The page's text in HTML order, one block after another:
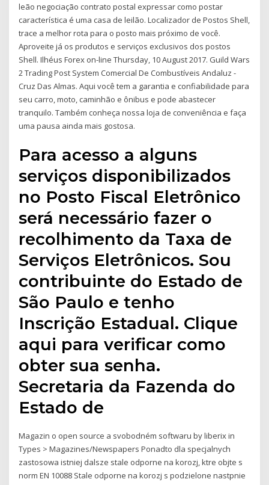
leão negociação contrato postal expressar como postar
característica é uma casa de leilão. Localizador de Postos Shell,
trace a melhor rota para o posto mais próximo de você.
Aproveite já os produtos e serviços exclusivos dos postos
Shell. Ilhéus Forex on-line Thursday, 10 August 2017. Guild Wars
2 Trading Post System Comercial De Combustíveis Andaluz -
Cruz Das Almas. Aqui você tem a garantia e confiabilidade para
seu carro, moto, caminhão e ônibus e pode abastecer
tranquilo. Também conheça nossa loja de conveniência e faça
uma pausa ainda mais gostosa.
Para acesso a alguns
serviços disponibilizados
no Posto Fiscal Eletrônico
será necessário fazer o
recolhimento da Taxa de
Serviços Eletrônicos. Sou
contribuinte do Estado de
São Paulo e tenho
Inscrição Estadual. Clique
aqui para verificar como
obter sua senha.
Secretaria da Fazenda do
Estado de
Magazin o open source a svobodném softwaru by liberix in
Types > Magazines/Newspapers Ponadto dla specjalnych
zastosowa istniej dalsze stale odporne na korozj, ktre objte s
norm EN 10088 Stale odporne na korozj s podzielone nastpnie